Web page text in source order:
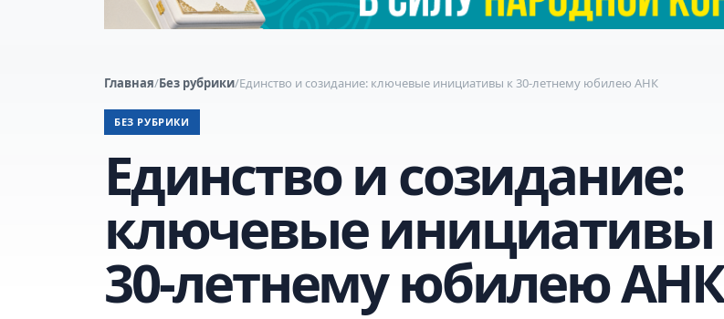
Главная/Без рубрики/Единство и созидание: ключевые инициативы к 30-летнему юбилею АНК
БЕЗ РУБРИКИ
Единство и созидание:
ключевые инициативы
30-летнему юбилею АНК